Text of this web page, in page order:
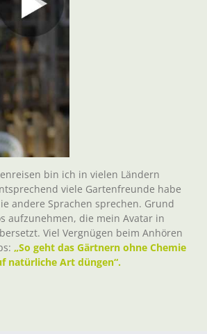
bin ich in vielen Ländern
viele Gartenfreunde habe
andere Sprachen sprechen. Grund
aufzunehmen, die mein Avatar in
Viel Vergnügen beim Anhören
„So geht das Gärtnern ohne Chemie
natürliche Art düngen“.